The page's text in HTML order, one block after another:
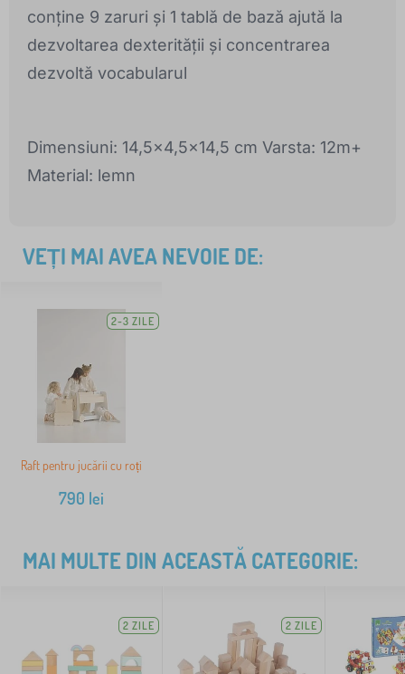
conține 9 zaruri și 1 tablă de bază ajută la
dezvoltarea dexterității și concentrarea
dezvoltă vocabularul
Dimensiuni: 14,5x4,5x14,5 cm Varsta: 12m+
Material: lemn
VEȚI MAI AVEA NEVOIE DE:
2-3 ZILE
Raft pentru jucării cu roți
790 lei
MAI MULTE DIN ACEASTĂ CATEGORIE:
2 ZILE 2 ZILE